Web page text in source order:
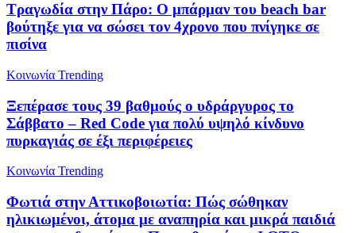
Τραγωδία στην Πάρο: Ο μπάρμαν του beach bar
βούτηξε για να σώσει τον 4χρονο που πνίγηκε σε
πισίνα
Κοινωνία Trending
Ξεπέρασε τους 39 βαθμούς ο υδράργυρος το
Σάββατο – Red Code για πολύ υψηλό κίνδυνο
πυρκαγιάς σε έξι περιφέρειες
Κοινωνία Trending
Φωτιά στην Αττικοβοιωτία: Πώς σώθηκαν
ηλικιωμένοι, άτομα με αναπηρία και μικρά παιδιά